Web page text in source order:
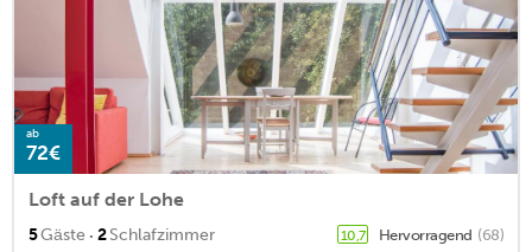
ab
72€
Loft auf der Lohe
5Gäste · 2Schlafzimmer 10,7 Hervorragend (68)